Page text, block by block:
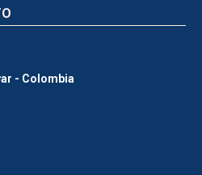
- Colombia